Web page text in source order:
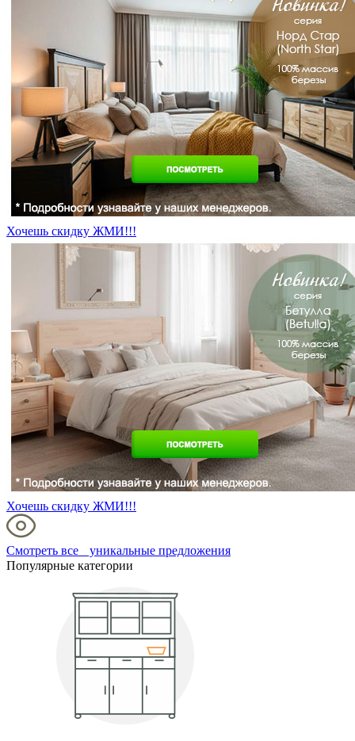
Хочешь скидку ЖМИ!!!
Хочешь скидку ЖМИ!!!
Смотреть все уникальные предложения
Популярные категории